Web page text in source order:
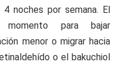
noches por semana. El
para bajar
menor o migrar hacia
o el bakuchiol